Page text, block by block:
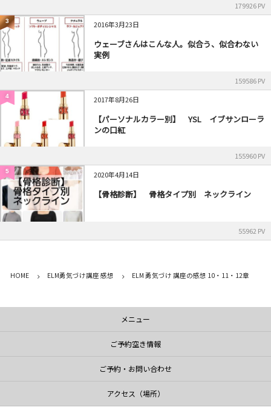
179926 PV
3 2016年3月23日
ウェーブさんはこんな人。似合う、似合わない
実例
159586 PV
4 2017年8月26日
【パーソナルカラー別】 YSL イブサンローラ
ンの口紅
155960 PV
5 2020年4月14日
【骨格診断】 骨格タイプ別 ネックライン
55962 PV
HOME ELM勇気づけ講座 感想 ELM 勇気づけ 講座の感想 10・11・12章
メニュー
ご予約空き情報
ご予約・お問い合わせ
アクセス（場所）